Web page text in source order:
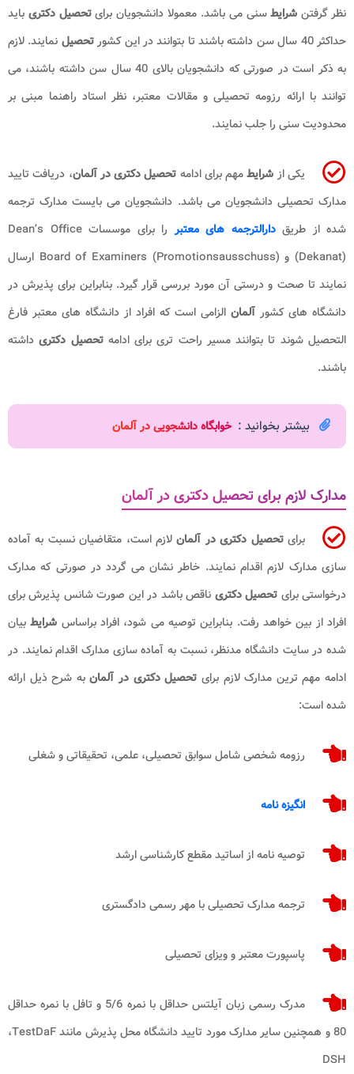
نظر گرفتن شرایطسنی می باشد. معمولا دانشجویان برایتحصیل دکتری باید
حداکثر 40 سال سن داشته باشند تا بتوانند در این کشور
تحصیل نمایند. لازم
به ذکر است در صورتی که دانشجویان بالای 40 سال سن داشته باشند، می
توانند با ارائه رزومه تحصیلی و مقالات معتبر، نظر استاد راهنما مبنی بر
محدودیت سنی را جلب نمایند.
یکی از شرایطمهم برای ادامه تحصیل دکتری در آلمان، دریافت تایید
مدارک تحصیلی دانشجویان می باشد. دانشجویان می بایست مدارک ترجمه
شده از طریقدارالترجمه های معتبر
را برای موسسات Dean’s Office
(Dekanat) و Board of Examiners (Promotionsausschuss) ارسال
نمایند تا صحت و درستی آن مورد بررسی قرار گیرد. بنابراین برای پذیرش در
دانشگاه های کشور آلمان الزامی است که افراد از دانشگاه های معتبر فارغ
التحصیل شوند تا بتوانند مسیر راحت تری برای ادامهتحصیل دکتری داشته
باشند.
بیشتر بخوانید : خوابگاه دانشجویی در آلمان
مدارک لازم برای تحصیل دکتری در آلمان
برای تحصیل دکتری در آلمان لازم است، متقاضیان نسبت به آماده
سازی مدارک لازم اقدام نمایند. خاطر نشان می گردد در صورتی که مدارک
درخواستی برای تحصیل دکتری ناقص باشد در این صورت شانس پذیرش برای
افراد از بین خواهد رفت. بنابراین توصیه می شود، افراد براساس شرایط بیان
شده در سایت دانشگاه مدنظر، نسبت به آماده سازی مدارک اقدام نمایند. در
ادامه مهم ترین مدارک لازم برای تحصیل دکتری در آلمانبه شرح ذیل ارائه
شده است:
رزومه شخصی شامل سوابق تحصیلی، علمی، تحقیقاتی و شغلی
انگیزه نامه
توصیه نامه از اساتید مقطع کارشناسی ارشد
ترجمه مدارک تحصیلی با مهر رسمی دادگستری
پاسپورت معتبر و ویزای تحصیلی
مدرک رسمی زبان آیلتس حداقل با نمره 5/6 و تافل با نمره حداقل
80 و همچنین سایر مدارک مورد تایید دانشگاه محل پذیرش مانند
TestDaF،
DSH